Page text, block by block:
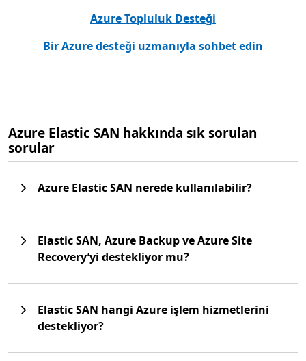
Azure Topluluk Desteği
Bir Azure desteği uzmanıyla sohbet edin
Azure Elastic SAN hakkında sık sorulan
sorular
Azure Elastic SAN nerede kullanılabilir?
Elastic SAN, Azure Backup ve Azure Site
Recovery’yi destekliyor mu?
Elastic SAN hangi Azure işlem hizmetlerini
destekliyor?